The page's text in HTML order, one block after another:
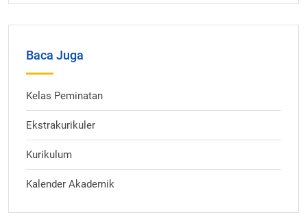
Baca Juga
Kelas Peminatan
Ekstrakurikuler
Kurikulum
Kalender Akademik